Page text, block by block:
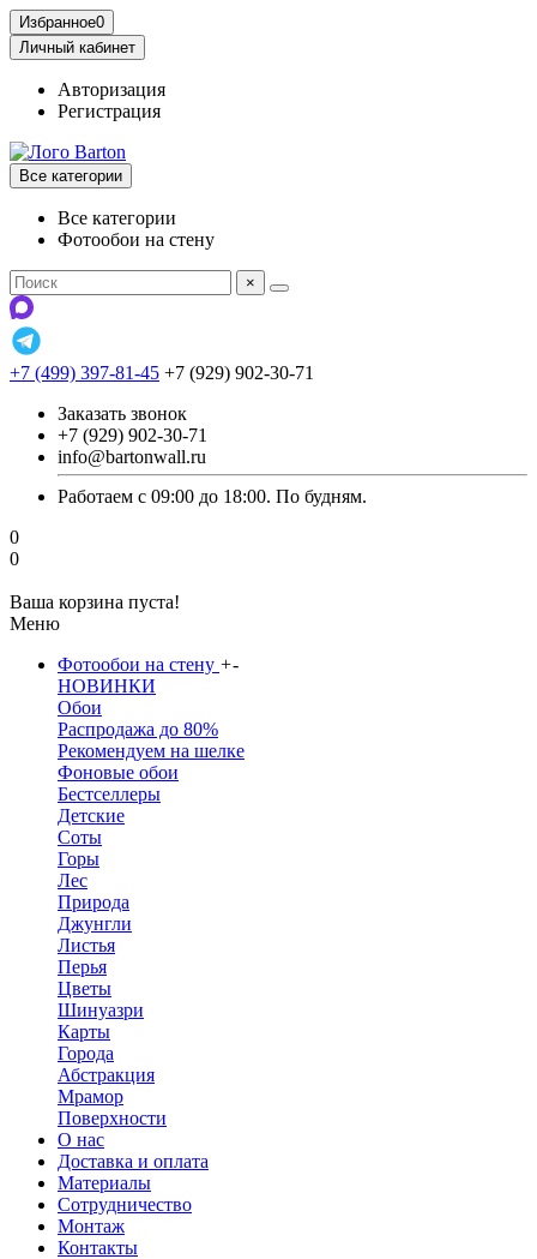
Избранное0
Личный кабинет
Авторизация
Регистрация
Все категории
Все категории
Фотообои на стену
×
+7 (499) 397-81-45 +7 (929) 902-30-71
Заказать звонок
+7 (929) 902-30-71
info@bartonwall.ru
Работаем с 09:00 до 18:00. По будням.
0
0
Ваша корзина пуста!
Меню
Фотообои на стену +-
НОВИНКИ
Обои
Распродажа до 80%
Рекомендуем на шелке
Фоновые обои
Бестселлеры
Детские
Соты
Горы
Лес
Природа
Джунгли
Листья
Перья
Цветы
Шинуазри
Карты
Города
Абстракция
Мрамор
Поверхности
О нас
Доставка и оплата
Материалы
Сотрудничество
Монтаж
Контакты